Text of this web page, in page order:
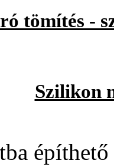
tömítés -
Szilikon